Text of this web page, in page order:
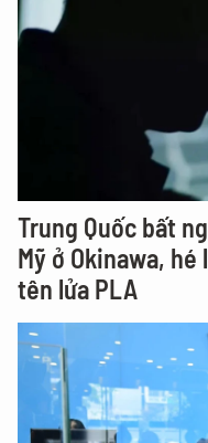
Trung Quốc bất
Mỹ ở Okinawa,
tên lửa PLA